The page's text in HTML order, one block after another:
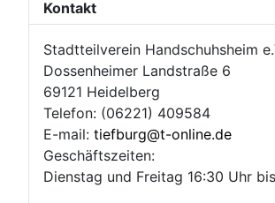
Kontakt
Stadtteilverein Handschuhsheim
Dossenheimer Landstraße 6
69121 Heidelberg
Telefon: (06221) 409584
E-mail: tiefburg@t-online.de
Geschäftszeiten:
Dienstag und Freitag 16:30 Uhr